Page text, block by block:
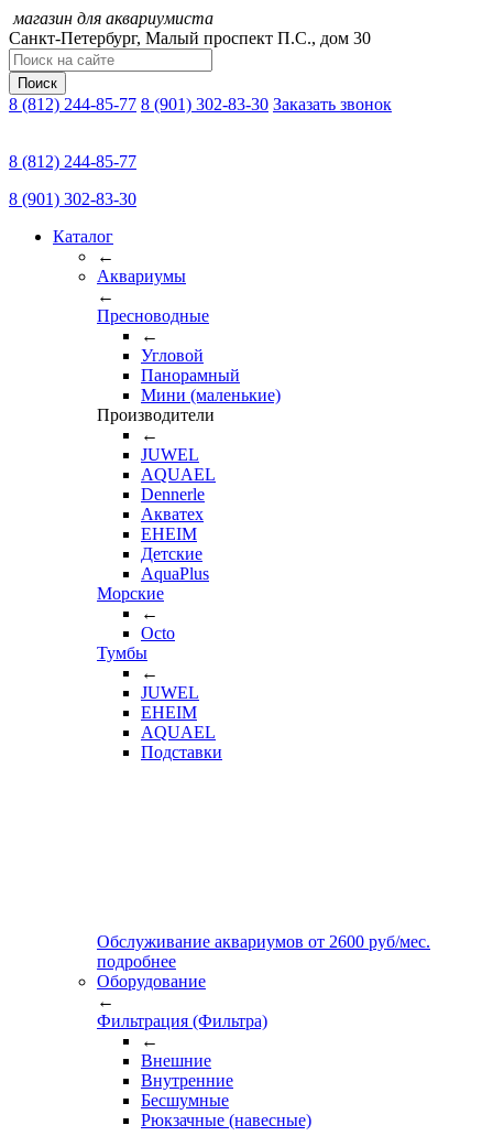
магазин для аквариумиста
Санкт-Петербург, Малый проспект П.C., дом 30
Поиск
8 (812) 244-85-77 8 (901) 302-83-30 Заказать звонок
8 (812) 244-85-77
8 (901) 302-83-30
Каталог
←
Аквариумы
←
Пресноводные
←
Угловой
Панорамный
Мини (маленькие)
Производители
←
JUWEL
AQUAEL
Dennerle
Акватех
EHEIM
Детские
AquaPlus
Морские
←
Octo
Тумбы
←
JUWEL
EHEIM
AQUAEL
Подставки
Обслуживание аквариумов от 2600 руб/мес.
подробнее
Оборудование
←
Фильтрация (Фильтра)
←
Внешние
Внутренние
Бесшумные
Рюкзачные (навесные)